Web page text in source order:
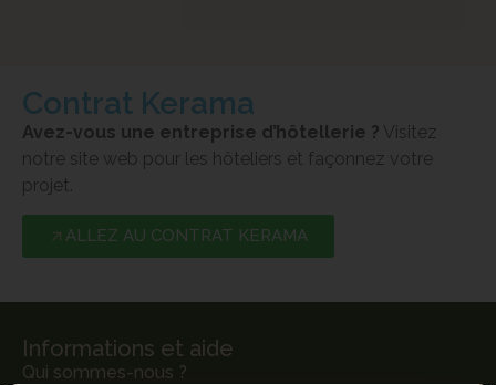
Contrat Kerama
Avez-vous une entreprise d’hôtellerie ? Visitez
notre site web pour les hôteliers et façonnez votre
projet.
ALLEZ AU CONTRAT KERAMA
Informations et aide
Qui sommes-nous ?